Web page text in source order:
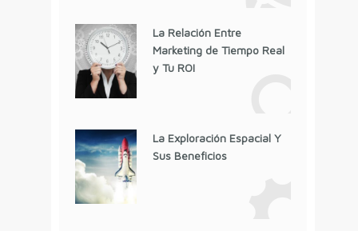
La Relación Entre
Marketing de Tiempo Real
y Tu ROI
La Exploración Espacial Y
Sus Beneficios